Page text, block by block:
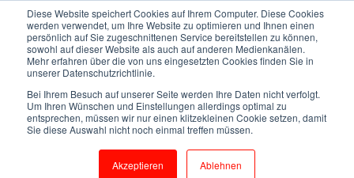
Diese Website speichert Cookies auf Ihrem Computer. Diese Cookies
werden verwendet, um Ihre Website zu optimieren und Ihnen einen
persönlich auf Sie zugeschnittenen Service bereitstellen zu können,
sowohl auf dieser Website als auch auf anderen Medienkanälen.
Mehr erfahren über die von uns eingesetzten Cookies finden Sie in
unserer Datenschutzrichtlinie.
Bei Ihrem Besuch auf unserer Seite werden Ihre Daten nicht verfolgt.
Um Ihren Wünschen und Einstellungen allerdings optimal zu
entsprechen, müssen wir nur einen klitzekleinen Cookie setzen, damit
Sie diese Auswahl nicht noch einmal treffen müssen.
Akzeptieren Ablehnen